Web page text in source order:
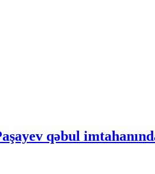
qəbul